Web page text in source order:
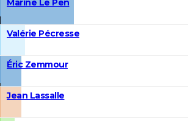
Marine Le Pen
Valérie Pécresse
Éric Zemmour
Jean Lassalle